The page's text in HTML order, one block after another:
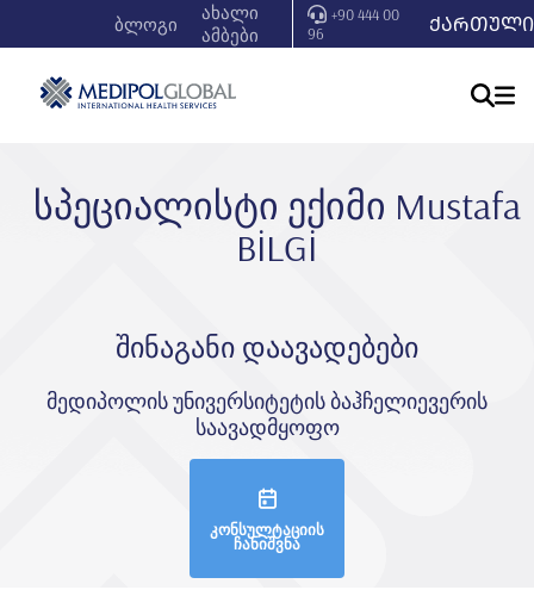
ბლოგი
ახალი
ამბები
+90 444 00
96
ᲥᲐᲠᲗᲣᲚᲘ
სპეციალისტი ექიმი Mustafa
BİLGİ
შინაგანი დაავადებები
მედიპოლის უნივერსიტეტის ბაჰჩელიევერის
საავადმყოფო
კონსულტაციის
ჩანიშვნა